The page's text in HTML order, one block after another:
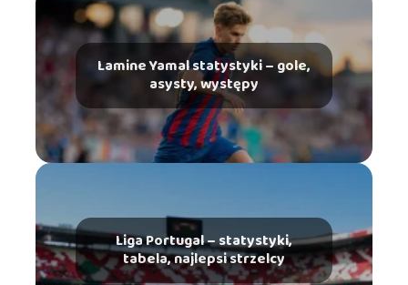
Lamine Yamal statystyki – gole,
asysty, występy
Liga Portugal – statystyki,
tabela, najlepsi strzelcy